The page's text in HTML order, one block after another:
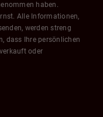
haben.
Alle Informationen,
werden streng
dass Ihre persönlichen
oder